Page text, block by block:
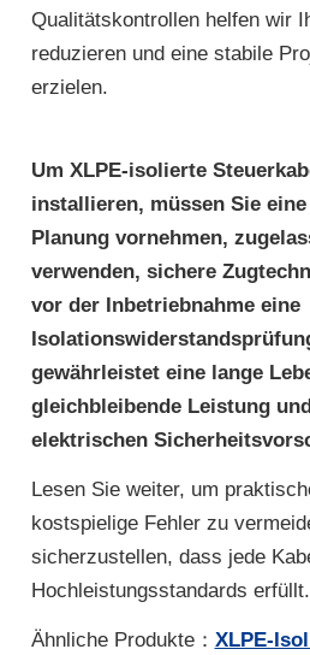
Qualitätskontrollen helfen wir
reduzieren und eine stabile
erzielen.
Um XLPE-isolierte
installieren, müssen Sie
Planung vornehmen,
verwenden, sichere
vor der Inbetriebnahme eine
gewährleistet eine lange
gleichbleibende Leistung
elektrischen
Lesen Sie weiter, um
kostspielige Fehler zu
sicherzustellen, dass jede
Hochleistungsstandards erfüllt.
Ähnliche Produkte： XLPE-